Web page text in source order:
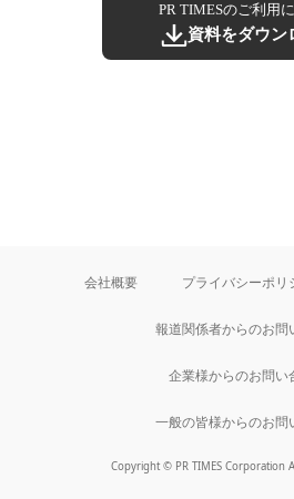
PR TIMESのご利用
資料をダウン
会社概要 プライバシーポリ
報道関係者からのお問
企業様からのお問い
一般の皆様からのお問
Copyright © PR TIMES Corporation